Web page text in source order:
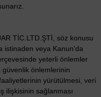
TİC.LTD.ŞTİ, söz konusu
istinaden veya Kanun'da
yeterli önlemler
güvenlik önlemlerinin
yürütülmesi, veri
ilişkisinin sağlanması